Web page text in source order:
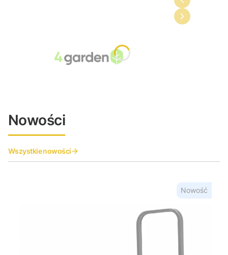
Nowości
Wszystkie nowości
Nowość